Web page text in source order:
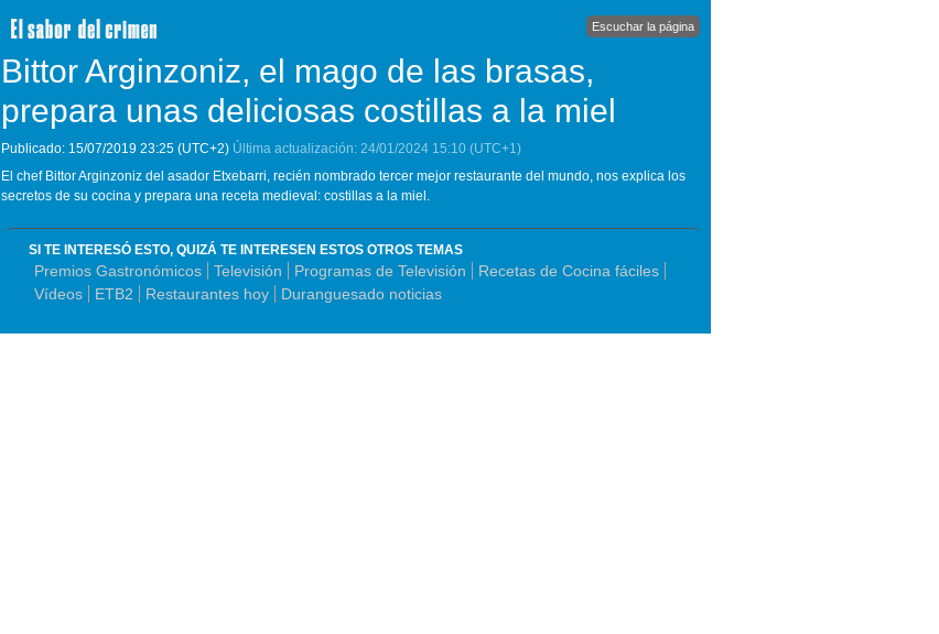
Escuchar la página
Bittor Arginzoniz, el mago de las brasas,
prepara unas deliciosas costillas a la miel
Publicado: 15/07/2019 23:25 (UTC+2) Última actualización: 24/01/2024 15:10 (UTC+1)
El chef Bittor Arginzoniz del asador Etxebarri, recién nombrado tercer mejor restaurante del mundo, nos explica los
secretos de su cocina y prepara una receta medieval: costillas a la miel.
SI TE INTERESÓ ESTO, QUIZÁ TE INTERESEN ESTOS OTROS TEMAS
Premios Gastronómicos Televisión Programas de Televisión
Recetas de Cocina fáciles
Vídeos
ETB2 Restaurantes hoy Duranguesado noticias